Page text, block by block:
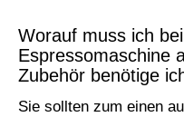
Worauf muss ich
Espressomaschine
Zubehör benötige
Sie sollten zum einen